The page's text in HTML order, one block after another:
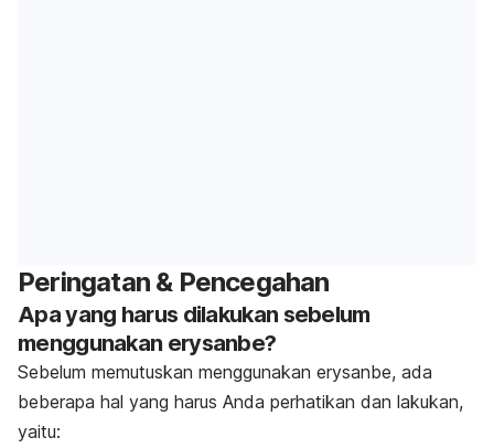
Peringatan & Pencegahan
Apa yang harus dilakukan sebelum
menggunakan erysanbe?
Sebelum memutuskan menggunakan erysanbe, ada
beberapa hal yang harus Anda perhatikan dan lakukan,
yaitu: